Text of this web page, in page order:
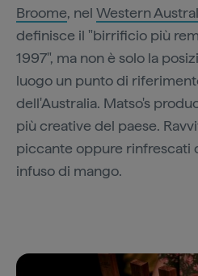
Broome, nel Western
definisce il "birrificio più
1997", ma non è solo la
luogo un punto di
dell'Australia. Matso's
più creative del paese.
piccante oppure rinfrescati
infuso di mango.